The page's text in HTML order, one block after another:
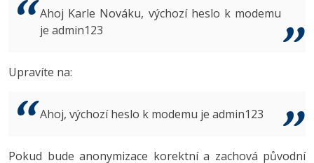
ASP.NET MVC
Best practices
MS-SQL
3D grafik
Copywriter
WordPress specialista
VB.NET
Algoritmy -41%
Umělá inteligence (AI) -10%
Copywriting
Inkscape
Ahoj Karle Nováku, výchozí heslo k modemu
je admin123
Upravíte na:
Ahoj, výchozí heslo k modemu je admin123
Pokud bude anonymizace korektní a zachová původní